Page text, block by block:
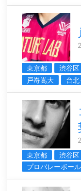
東京都 渋谷区
戸嵜嵩大
台
東京都
渋谷区
プロバレーボール